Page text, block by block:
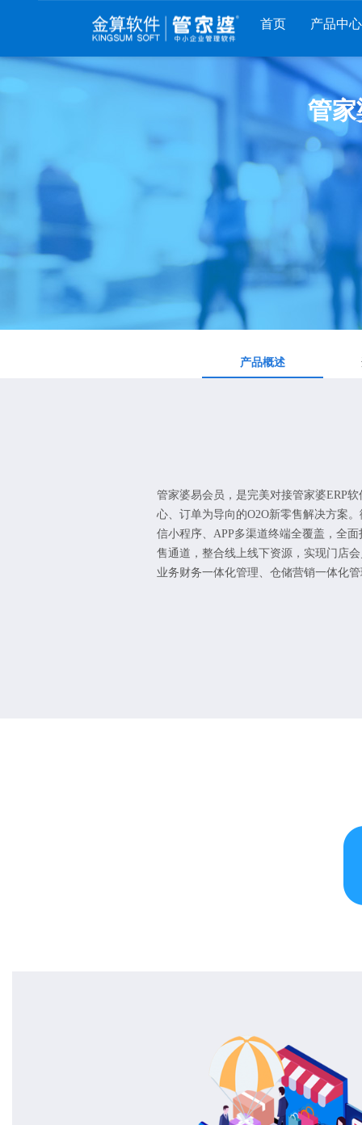
首页 产品中心
财工贸系列
管家婆工贸ERP
管家婆财贸C系列
分销系列
管家婆分销ERP V3
管家婆分销ERP V1
管家婆D9 SAAS
服装系列
管家婆服装DRP
管家婆服装net
管家婆服装SII
管家婆ishop SAAS
管家
产品概述
管家婆易会员，是完美对接管家婆ERP
心、订单为导向的O2O新零售解决方案
信小程序、APP多渠道终端全覆盖，全
售通道，整合线上线下资源，实现门店
业务财务一体化管理、仓储营销一体化